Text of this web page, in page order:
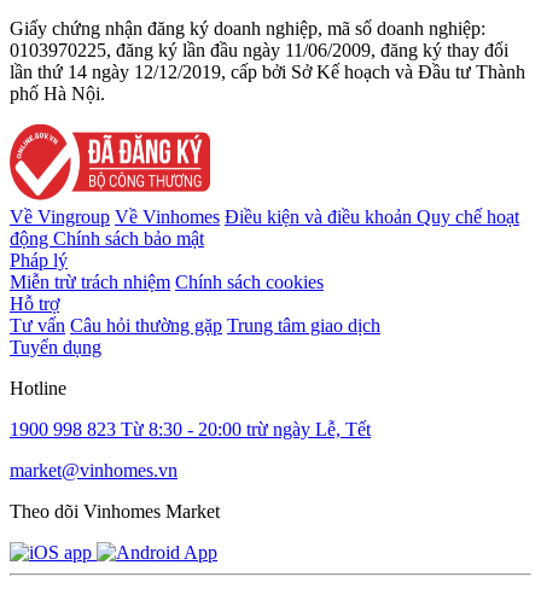
Giấy chứng nhận đăng ký doanh nghiệp, mã số doanh nghiệp:
0103970225, đăng ký lần đầu ngày 11/06/2009, đăng ký thay đổi
lần thứ 14 ngày 12/12/2019, cấp bởi Sở Kế hoạch và Đầu tư Thành
phố Hà Nội.
Về Vingroup Về Vinhomes Điều kiện và điều khoản Quy chế hoạt
động Chính sách bảo mật
Pháp lý
Miễn trừ trách nhiệm Chính sách cookies
Hỗ trợ
Tư vấn Câu hỏi thường gặp Trung tâm giao dịch
Tuyển dụng
Hotline
1900 998 823 Từ 8:30 - 20:00 trừ ngày Lễ, Tết
market@vinhomes.vn
Theo dõi Vinhomes Market